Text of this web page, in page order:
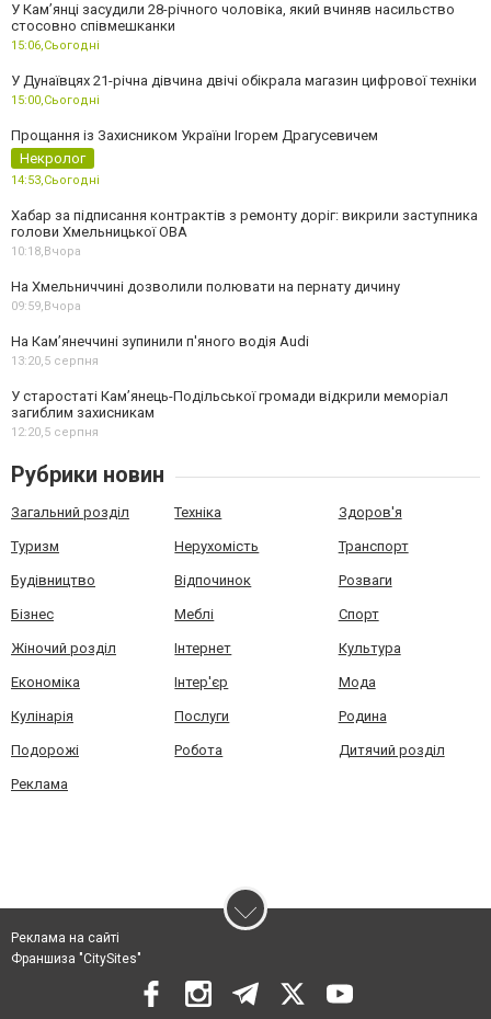
У Камʼянці засудили 28-річного чоловіка, який вчиняв насильство
стосовно співмешканки
15:06,Сьогодні
У Дунаївцях 21-річна дівчина двічі обікрала магазин цифрової техніки
15:00,Сьогодні
Прощання із Захисником України Ігорем Драгусевичем
Некролог
14:53,Сьогодні
Хабар за підписання контрактів з ремонту доріг: викрили заступника
голови Хмельницької ОВА
10:18, Вчора
На Хмельниччині дозволили полювати на пернату дичину
09:59, Вчора
На Камʼянеччині зупинили п'яного водія Audi
13:20,5 серпня
У старостаті Кам’янець-Подільської громади відкрили меморіал
загиблим захисникам
12:20,5 серпня
Рубрики новин
Загальний розділ Техніка Здоров'я
Туризм Нерухомість Транспорт
Будівництво Відпочинок Розваги
Бізнес Меблі Спорт
Жіночий розділ Інтернет Культура
Економіка Інтер'єр Мода
Кулінарія Послуги Родина
Подорожі Робота Дитячий розділ
Реклама
Реклама на сайті
Франшиза "CitySites"